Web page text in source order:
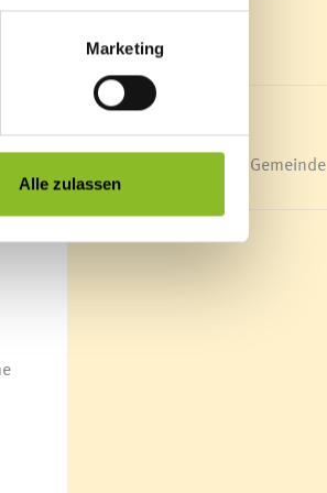
Marketing
Alle zulassen
Mediathek
News Archiv
Energieeffiziente Gemeinde